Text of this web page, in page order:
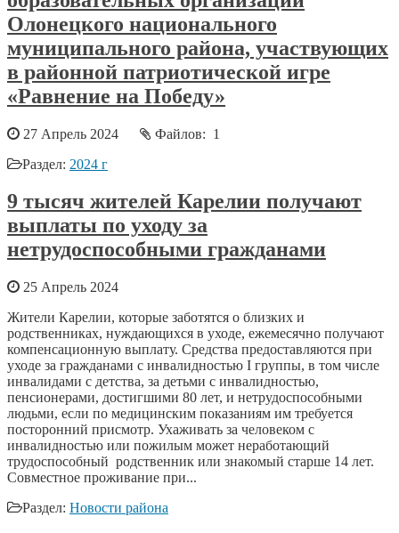
Олонецкого национального
муниципального района, участвующих
в районной патриотической игре
«Равнение на Победу»
27 Апрель 2024
Файлов: 1
Раздел: 2024 г
9 тысяч жителей Карелии получают
выплаты по уходу за
нетрудоспособными гражданами
25 Апрель 2024
Жители Карелии, которые заботятся о близких и
родственниках, нуждающихся в уходе, ежемесячно получают
компенсационную выплату. Средства предоставляются при
уходе за гражданами с инвалидностью I группы, в том числе
инвалидами с детства, за детьми с инвалидностью,
пенсионерами, достигшими 80 лет, и нетрудоспособными
людьми, если по медицинским показаниям им требуется
посторонний присмотр. Ухаживать за человеком с
инвалидностью или пожилым может неработающий
трудоспособный родственник или знакомый старше 14 лет.
Совместное проживание при...
Раздел: Новости района